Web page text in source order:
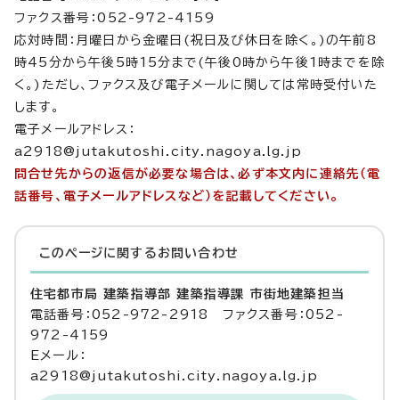
ファクス番号：052-972-4159
応対時間：月曜日から金曜日(祝日及び休日を除く。)の午前8
時45分から午後5時15分まで(午後0時から午後1時までを除
く。)ただし、ファクス及び電子メールに関しては常時受付いた
します。
電子メールアドレス：
a2918@jutakutoshi.city.nagoya.lg.jp
問合せ先からの返信が必要な場合は、必ず本文内に連絡先（電
話番号、電子メールアドレスなど）を記載してください。
このページに関する お問い合わせ
住宅都市局 建築指導部 建築指導課 市街地建築担当
電話番号：052-972-2918 ファクス番号：052-
972-4159
Eメール：
a2918@jutakutoshi.city.nagoya.lg.jp